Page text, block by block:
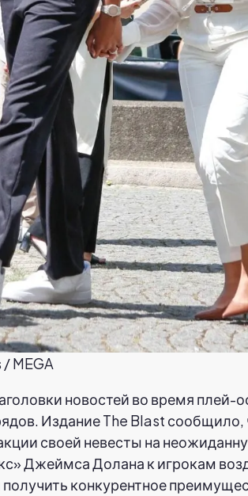
MEGA
новостей во время плей-
Издание The Blast сообщило,
своей невесты на
Джеймса Долана к игрокам
получить конкурентное